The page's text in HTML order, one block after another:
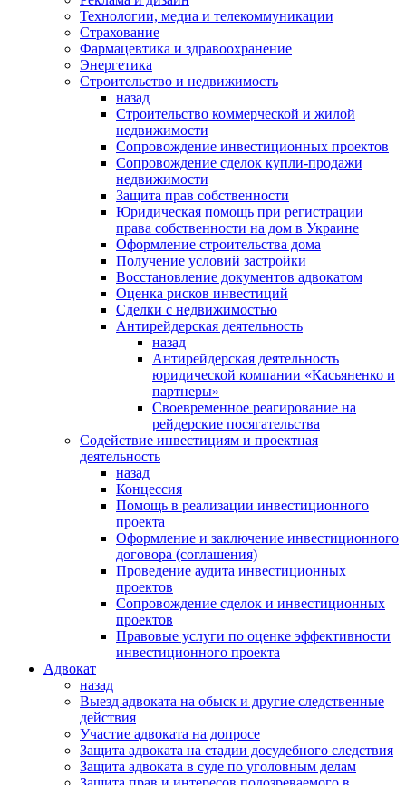
Технологии, медиа и телекоммуникации
Страхование
Фармацевтика и здравоохранение
Энергетика
Строительство и недвижимость
назад
Строительство коммерческой и жилой
недвижимости
Сопровождение инвестиционных проектов
Сопровождение сделок купли-продажи
недвижимости
Защита прав собственности
Юридическая помощь при регистрации
права собственности на дом в Украине
Оформление строительства дома
Получение условий застройки
Восстановление документов адвокатом
Оценка рисков инвестиций
Сделки с недвижимостью
Антирейдерская деятельность
назад
Антирейдерская деятельность
юридической компании «Касьяненко и
партнеры»
Своевременное реагирование на
рейдерские посягательства
Содействие инвестициям и проектная
деятельность
назад
Концессия
Помощь в реализации инвестиционного
проекта
Оформление и заключение инвестиционного
договора (соглашения)
Проведение аудита инвестиционных
проектов
Сопровождение сделок и инвестиционных
проектов
Правовые услуги по оценке эффективности
инвестиционного проекта
Адвокат
назад
Выезд адвоката на обыск и другие следственные
действия
Участие адвоката на допросе
Защита адвоката на стадии досудебного следствия
Защита адвоката в суде по уголовным делам